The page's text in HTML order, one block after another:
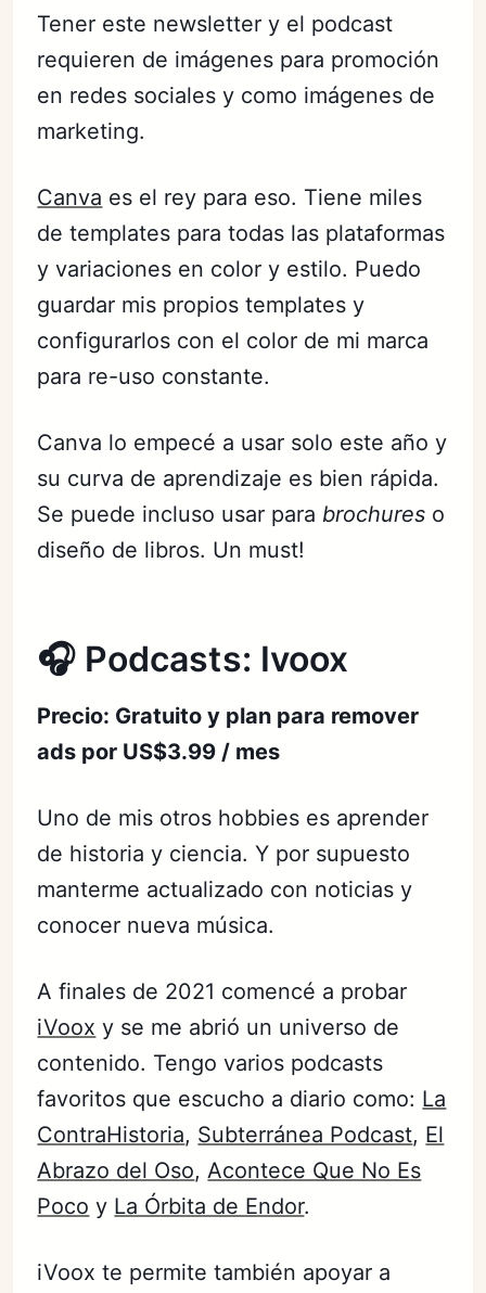
Tener este newsletter y el podcast
requieren de imágenes para promoción
en redes sociales y como imágenes de
marketing.
Canva es el rey para eso. Tiene miles
de templates para todas las plataformas
y variaciones en color y estilo. Puedo
guardar mis propios templates y
configurarlos con el color de mi marca
para re-uso constante.
Canva lo empecé a usar solo este año y
su curva de aprendizaje es bien rápida.
Se puede incluso usar para brochures o
diseño de libros. Un must!
🎧 Podcasts: Ivoox
Precio: Gratuito y plan para remover
ads por US$3.99 / mes
Uno de mis otros hobbies es aprender
de historia y ciencia. Y por supuesto
manterme actualizado con noticias y
conocer nueva música.
A finales de 2021 comencé a probar
iVoox y se me abrió un universo de
contenido. Tengo varios podcasts
favoritos que escucho a diario como: La
ContraHistoria, Subterránea Podcast, El
Abrazo del Oso,Acontece Que No Es
Poco y La Órbita de Endor.
iVoox te permite también apoyar a